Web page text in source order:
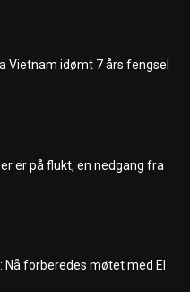
Vietnam idømt 7 års fengsel
er på flukt, en nedgang fra
Nå forberedes møtet med El